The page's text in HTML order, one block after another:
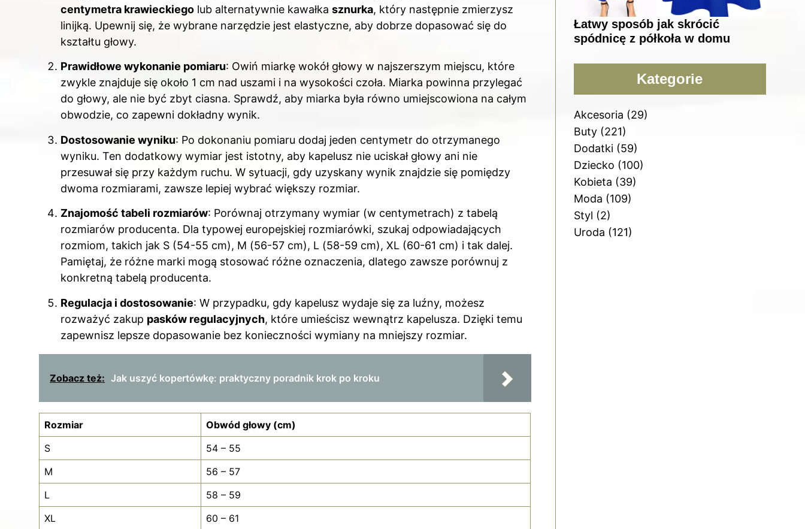
centymetra krawieckiego lub alternatywnie kawałka sznurka, który następnie zmierzysz
linijką. Upewnij się, że wybrane narzędzie jest elastyczne, aby dobrze dopasować się do
kształtu głowy.
Prawidłowe wykonanie pomiaru: Owiń miarkę wokół głowy w najszerszym miejscu, które
zwykle znajduje się około 1 cm nad uszami i na wysokości czoła. Miarka powinna przylegać
do głowy, ale nie być zbyt ciasna. Sprawdź, aby miarka była równo umiejscowiona na całym
obwodzie, co zapewni dokładny wynik.
Dostosowanie wyniku: Po dokonaniu pomiaru dodaj jeden centymetr do otrzymanego
wyniku. Ten dodatkowy wymiar jest istotny, aby kapelusz nie uciskał głowy ani nie
przesuwał się przy każdym ruchu. W sytuacji, gdy uzyskany wynik znajdzie się pomiędzy
dwoma rozmiarami, zawsze lepiej wybrać większy rozmiar.
Znajomość tabeli rozmiarów: Porównaj otrzymany wymiar (w centymetrach) z tabelą
rozmiarów producenta. Dla typowej europejskiej rozmiarówki, szukaj odpowiadających
rozmiom, takich jak S (54-55 cm), M (56-57 cm), L (58-59 cm), XL (60-61 cm) i tak dalej.
Pamiętaj, że różne marki mogą stosować różne oznaczenia, dlatego zawsze porównuj z
konkretną tabelą producenta.
Regulacja i dostosowanie: W przypadku, gdy kapelusz wydaje się za luźny, możesz
rozważyć zakup pasków regulacyjnych, które umieścisz wewnątrz kapelusza. Dzięki temu
zapewnisz lepsze dopasowanie bez konieczności wymiany na mniejszy rozmiar.
Zobacz też: Jak uszyć kopertówkę: praktyczny poradnik krok po kroku
Rozmiar
Obwód głowy (cm)
S
54 – 55
M
56 – 57
L
58 – 59
XL
60 – 61
Łatwy sposób jak skrócić
spódnicę z półkoła w domu
Kategorie
Akcesoria (29)
Buty(221)
Dodatki(59)
Dziecko (100)
Kobieta (39)
Moda (109)
Styl (2)
Uroda (121)